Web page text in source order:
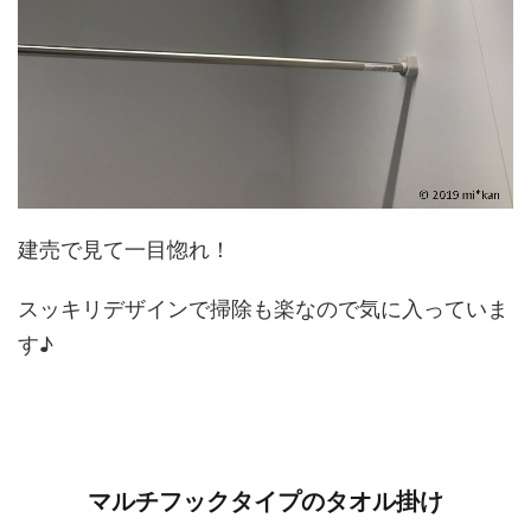
建売で見て一目惚れ！
スッキリデザインで掃除も楽なので気に入っていま
す♪
マルチフックタイプのタオル掛け